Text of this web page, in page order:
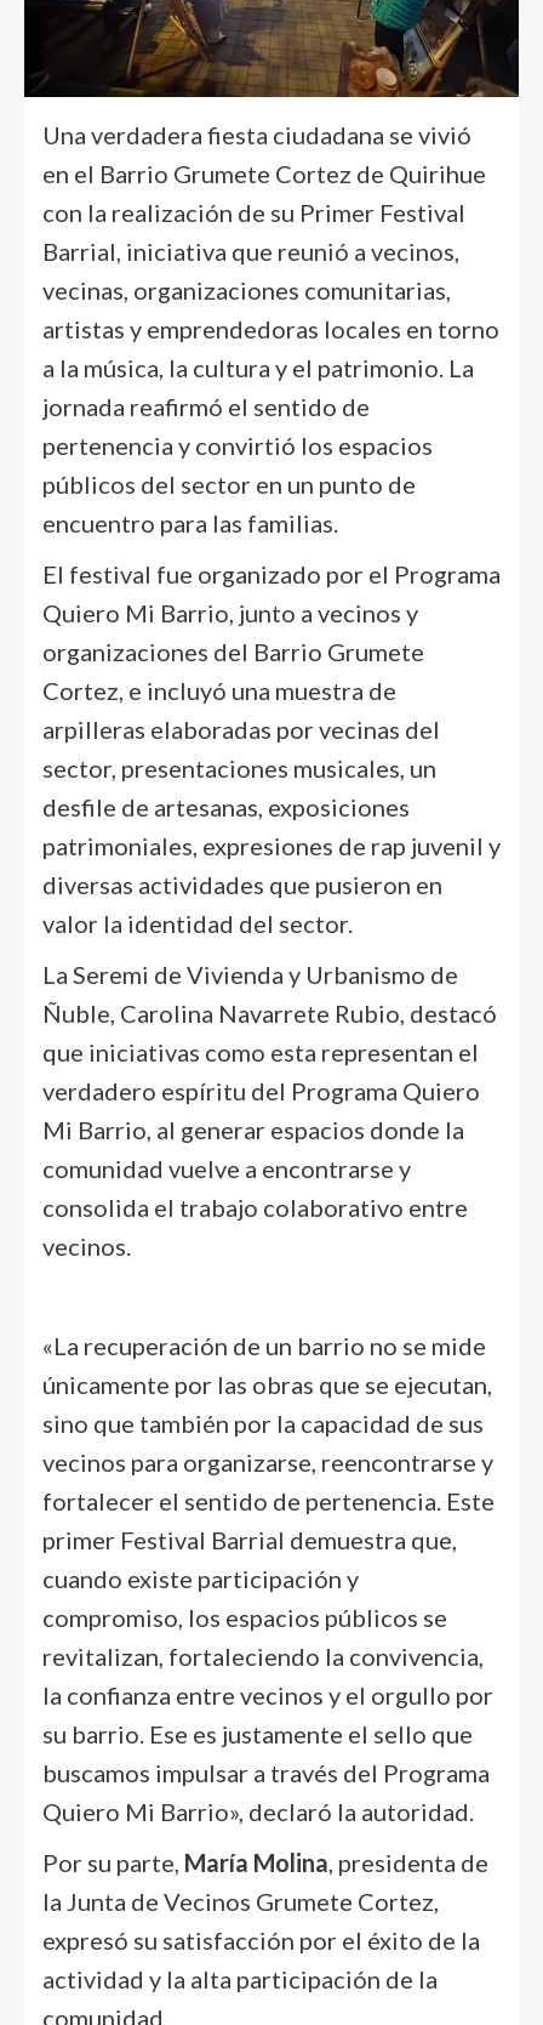
Una verdadera fiesta ciudadana se vivió
en el Barrio Grumete Cortez de Quirihue
con la realización de su Primer Festival
Barrial, iniciativa que reunió a vecinos,
vecinas, organizaciones comunitarias,
artistas y emprendedoras locales en torno
a la música, la cultura y el patrimonio. La
jornada reafirmó el sentido de
pertenencia y convirtió los espacios
públicos del sector en un punto de
encuentro para las familias.
El festival fue organizado por el Programa
Quiero Mi Barrio, junto a vecinos y
organizaciones del Barrio Grumete
Cortez, e incluyó una muestra de
arpilleras elaboradas por vecinas del
sector, presentaciones musicales, un
desfile de artesanas, exposiciones
patrimoniales, expresiones de rap juvenil y
diversas actividades que pusieron en
valor la identidad del sector.
La Seremi de Vivienda y Urbanismo de
Ñuble, Carolina Navarrete Rubio, destacó
que iniciativas como esta representan el
verdadero espíritu del Programa Quiero
Mi Barrio, al generar espacios donde la
comunidad vuelve a encontrarse y
consolida el trabajo colaborativo entre
vecinos.
«La recuperación de un barrio no se mide
únicamente por las obras que se ejecutan,
sino que también por la capacidad de sus
vecinos para organizarse, reencontrarse y
fortalecer el sentido de pertenencia. Este
primer Festival Barrial demuestra que,
cuando existe participación y
compromiso, los espacios públicos se
revitalizan, fortaleciendo la convivencia,
la confianza entre vecinos y el orgullo por
su barrio. Ese es justamente el sello que
buscamos impulsar a través del Programa
Quiero Mi Barrio», declaró la autoridad.
Por su parte, María Molina, presidenta de
la Junta de Vecinos Grumete Cortez,
expresó su satisfacción por el éxito de la
actividad y la alta participación de la
comunidad.